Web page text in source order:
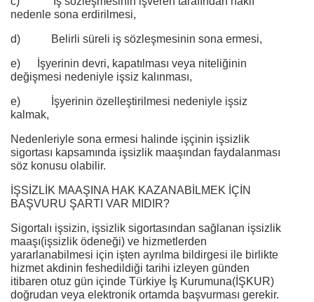
nedenle sona erdirilmesi,
d) Belirli süreli iş sözleşmesinin sona ermesi,
e) İşyerinin devri, kapatılması veya niteliğinin
değişmesi nedeniyle işsiz kalınması,
e) İşyerinin özelleştirilmesi nedeniyle işsiz
kalmak,
Nedenleriyle sona ermesi halinde işçinin işsizlik
sigortası kapsamında işsizlik maaşından faydalanması
söz konusu olabilir.
İŞSİZLİK MAAŞINA HAK KAZANABİLMEK İÇİN
BAŞVURU ŞARTI VAR MIDIR?
Sigortalı işsizin, işsizlik sigortasından sağlanan işsizlik
maaşı(işsizlik ödeneği) ve hizmetlerden
yararlanabilmesi için işten ayrılma bildirgesi ile birlikte
hizmet akdinin feshedildiği tarihi izleyen günden
itibaren otuz gün içinde Türkiye İş Kurumuna(İŞKUR)
doğrudan veya elektronik ortamda başvurması gerekir.